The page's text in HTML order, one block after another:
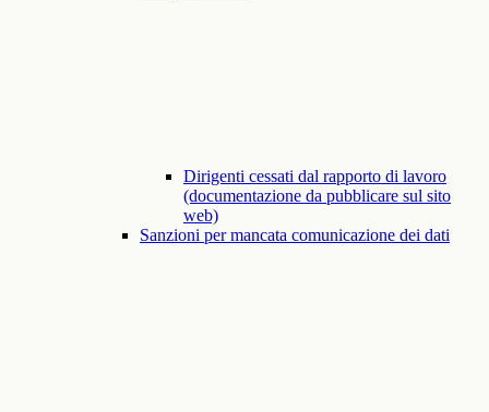
Dirigenti cessati dal rapporto di lavoro
(documentazione da pubblicare sul sito
web)
Sanzioni per mancata comunicazione dei dati